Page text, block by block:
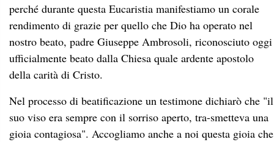
perché durante questa Eucaristia manifestiamo un corale
rendimento di grazie per quello che Dio ha operato nel
nostro beato, padre Giuseppe Ambrosoli, riconosciuto oggi
ufficialmente beato dalla Chiesa quale ardente apostolo
della carità di Cristo.
Nel processo di beatificazione un testimone dichiarò che "il
suo viso era sempre con il sorriso aperto, tra-smetteva una
gioia contagiosa". Accogliamo anche a noi questa gioia che